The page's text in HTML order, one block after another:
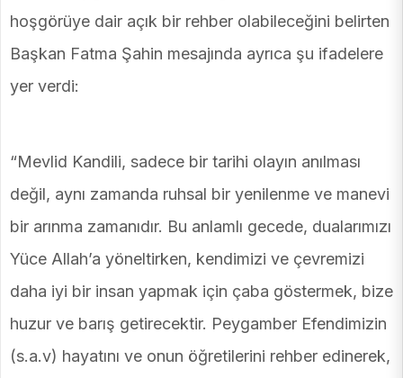
hoşgörüye dair açık bir rehber olabileceğini belirten
Başkan Fatma Şahin mesajında ayrıca şu ifadelere
yer verdi:
“Mevlid Kandili, sadece bir tarihi olayın anılması
değil, aynı zamanda ruhsal bir yenilenme ve manevi
bir arınma zamanıdır. Bu anlamlı gecede, dualarımızı
Yüce Allah’a yöneltirken, kendimizi ve çevremizi
daha iyi bir insan yapmak için çaba göstermek, bize
huzur ve barış getirecektir. Peygamber Efendimizin
(s.a.v) hayatını ve onun öğretilerini rehber edinerek,